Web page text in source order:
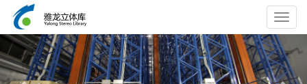
Previous